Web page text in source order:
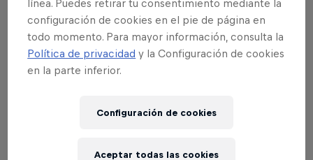
ordenados de menor a mayor impacto, hacemos un
repaso a algunos de los beefs más llamativos de la
escena urbana española más reciente.
RED BULL ORIGINAL
línea. Puedes retirar tu consentimiento mediante la
configuración de cookies en el pie de página en
todo momento. Para mayor información, consulta la
Política de privacidad y la Configuración de cookies
en la parte inferior.
Configuración de cookies
Aceptar todas las cookies